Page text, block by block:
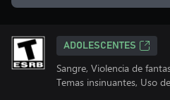
ADOLESCENTES
Sangre, Violencia de
Temas insinuantes, Uso